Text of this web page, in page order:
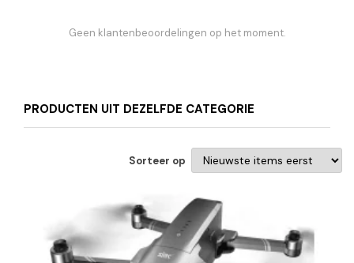
Geen klantenbeoordelingen op het moment.
PRODUCTEN UIT DEZELFDE CATEGORIE
Sorteer op